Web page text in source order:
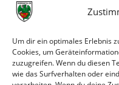
Um dir ein optimales Erlebnis
Cookies, um
zuzugreifen. Wenn du diesen
wie das Surfverhalten oder
31. Juli 2026
30. Juli 2026
Deine Spielminute: 89+1
28. Juli 2026